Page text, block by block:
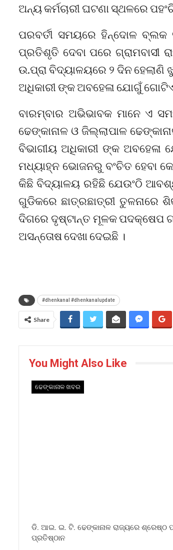
ଅନ୍ୟ କର୍ମଚାରୀ ଘଟଣା ସ୍ଥଳରେ
ପରବର୍ତୀ ସମୟରେ ହିନ୍ଦୋଳ
ପ୍ରତିଶୃତି ଦେବା ପରେ ଗ୍ରାମବାସୀ
ଉ.ପ୍ରା ବିଦ୍ୟାଳୟରେ ୨ ଦିନ ହେଲାଣି
ଅଧିକାରୀ ଙ୍କ ଅବହେଳା ଯୋଗୁଁ
ବାରମ୍ବାର ଅଭିଭାବକ ମାନେ ଏ
ଢେଙ୍କାନାଳ ଓ ଜିଲ୍ଲାପାଳ
ବିଭାଗୀୟ ଅଧିକାରୀ ଙ୍କ ଅବହେଳା
ମଧ୍ୟାହ୍ନ ଭୋଜନରୁ ବଂଚିତ ହେବା
କିଛି ବିଦ୍ୟାଳୟ ରହିଛି ଯେଉଂଠି
ଗୁଡିକରେ ଛାତ୍ରଛାତ୍ରୀ
ଦିଗରେ ଦୃଷ୍ଟାନ୍ତ ମୂଳକ ପଦକ୍ଷେପ
ଅସନ୍ତୋଷ ଦେଖା ଦେଇଛି ।
#dhenkanal #dhenkanalupdate
Share
You Might Also Like
ଢେଙ୍କାନାଳ ଖବର
ଡି. ଆଇ. ଇ. ଟି. ଢେଙ୍କାନାଳ ରାଜ୍ୟରେ ଶ୍ରେଷ୍ଠ
ପ୍ରତିଷ୍ଠାନ